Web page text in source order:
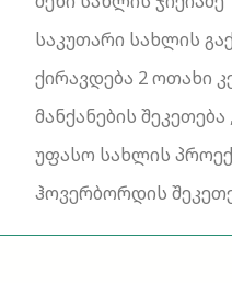
საკუთარი სახლის
ქირავდება 2 ოთახი
მანქანების
უფასო სახლის
ჰოვერბორდის